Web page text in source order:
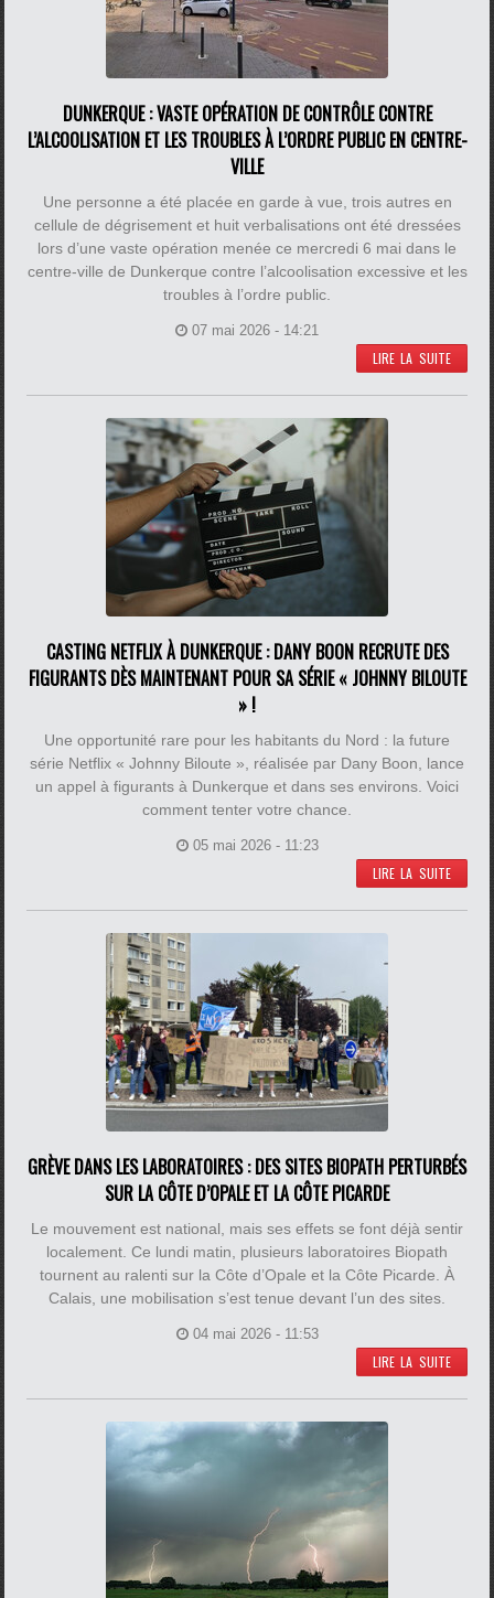
DUNKERQUE : VASTE OPÉRATION DE CONTRÔLE CONTRE
L’ALCOOLISATION ET LES TROUBLES À L’ORDRE PUBLIC EN CENTRE-
VILLE
Une personne a été placée en garde à vue, trois autres en
cellule de dégrisement et huit verbalisations ont été dressées
lors d’une vaste opération menée ce mercredi 6 mai dans le
centre-ville de Dunkerque contre l’alcoolisation excessive et les
troubles à l’ordre public.
07 mai 2026 - 14:21
LIRE LA SUITE
CASTING NETFLIX À DUNKERQUE : DANY BOON RECRUTE DES
FIGURANTS DÈS MAINTENANT POUR SA SÉRIE « JOHNNY BILOUTE
» !
Une opportunité rare pour les habitants du Nord : la future
série Netflix « Johnny Biloute », réalisée par Dany Boon, lance
un appel à figurants à Dunkerque et dans ses environs. Voici
comment tenter votre chance.
05 mai 2026 - 11:23
LIRE LA SUITE
GRÈVE DANS LES LABORATOIRES : DES SITES BIOPATH PERTURBÉS
SUR LA CÔTE D’OPALE ET LA CÔTE PICARDE
Le mouvement est national, mais ses effets se font déjà sentir
localement. Ce lundi matin, plusieurs laboratoires Biopath
tournent au ralenti sur la Côte d’Opale et la Côte Picarde. À
Calais, une mobilisation s’est tenue devant l’un des sites.
04 mai 2026 - 11:53
LIRE LA SUITE